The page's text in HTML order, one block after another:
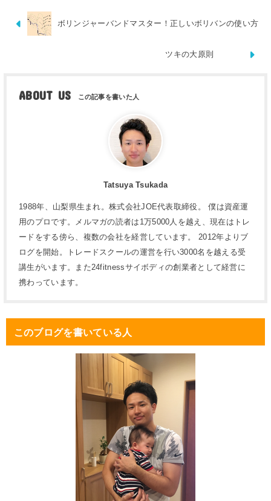
ボリンジャーバンドマスター！正しいボリバンの使い方
ツキの大原則
ABOUT US
Tatsuya Tsukada
1988年、山梨県生まれ。株式会社JOE代表取締役。 僕は資産運
用のプロです。メルマガの読者は1万5000人を越え、現在はトレ
ードをする傍ら、複数の会社を経営しています。 2012年よりブ
ログを開始。トレードスクールの運営を行い3000名を越える受
講生がいます。また24fitnessサイボディの創業者として経営に
携わっています。
このブログを書いている人